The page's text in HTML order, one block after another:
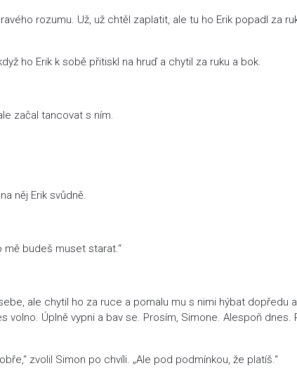
rozumu. Už, už chtěl zaplatit, ale tu ho Erik popadl za
ho Erik k sobě přitiskl na hruď a chytil za ruku a bok.
začal tancovat s ním.
něj Erik svůdně.
mě budeš muset starat.“
ale chytil ho za ruce a pomalu mu s nimi hýbat dopředu a
volno. Úplně vypni a bav se. Prosím, Simone. Alespoň dnes.
zvolil Simon po chvíli. „Ale pod podmínkou, že platíš.“